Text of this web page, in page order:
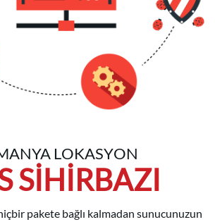
LOKASYON
SIHIRBAZI
pakete bağlı kalmadan sunucunuzun